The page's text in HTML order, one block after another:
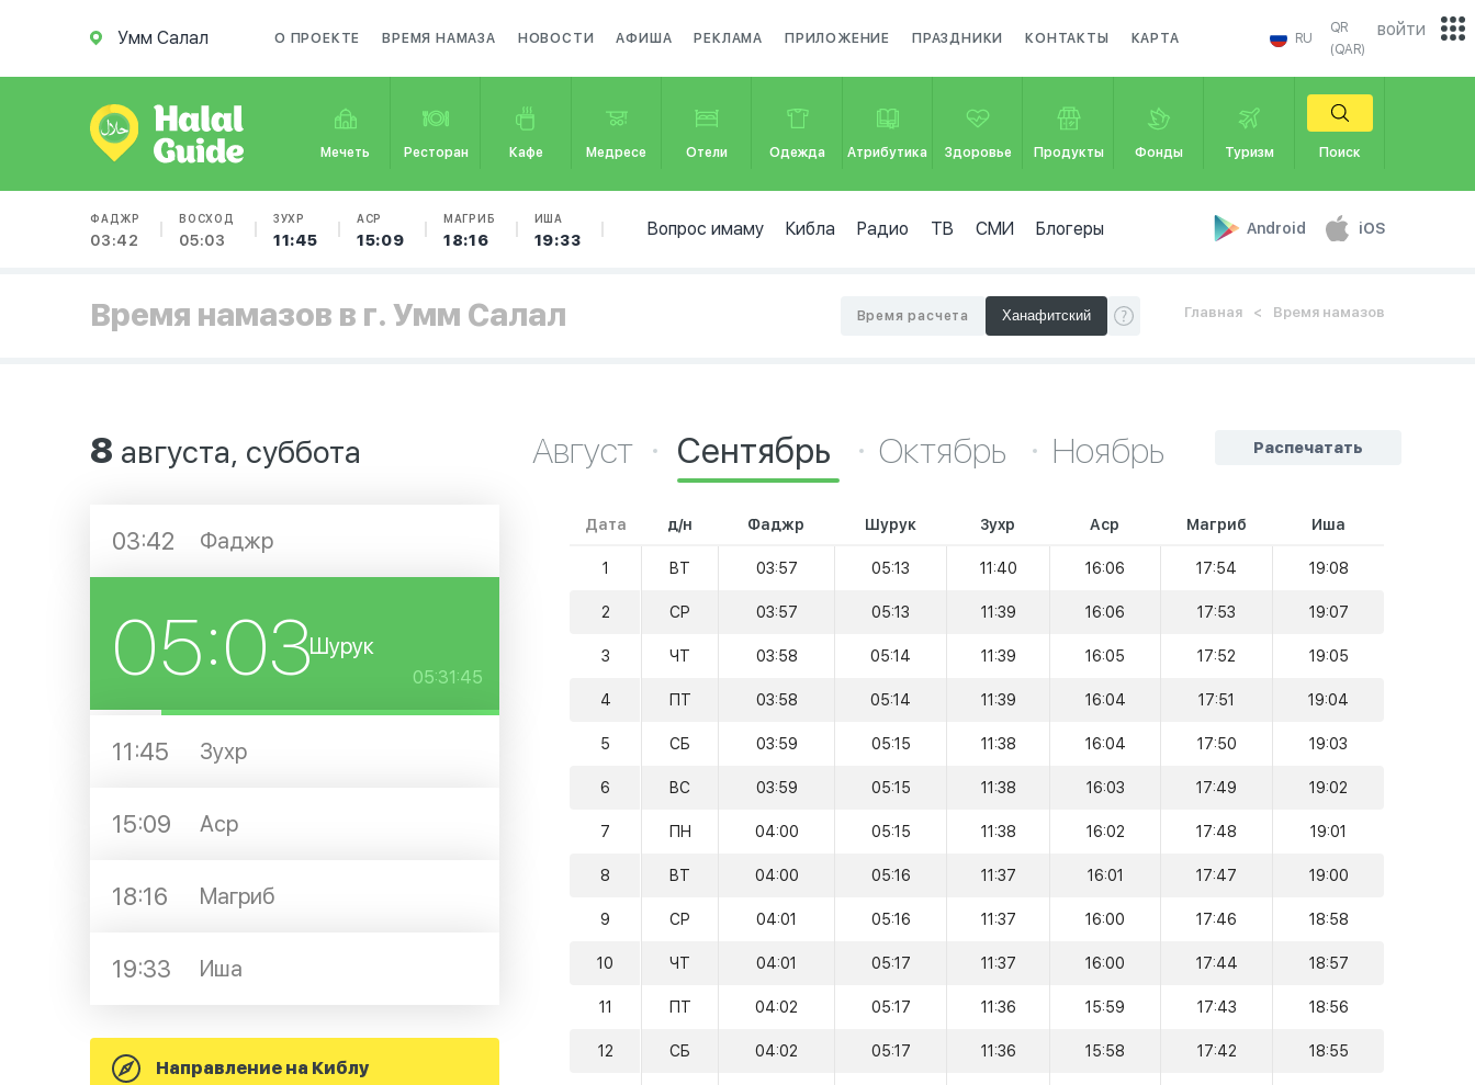
Умм Салал О ПРОЕКТЕ ВРЕМЯ НАМАЗА НОВОСТИ АФИША РЕКЛАМА ПРИЛОЖЕНИЕ ПРАЗДНИКИ КОНТАКТЫ КАРТА RU
QR
(QAR)
Мечеть Ресторан Кафе Медресе Отели Одежда Атрибутика Здоровье Продукты Фонды Туризм Поиск
ФАДЖР
03:42
ВОСХОД
05:03
ЗУХР
11:45
АСР
15:09
МАГРИБ
18:16
ИША
19:33
Вопрос имаму Кибла Радио ТВ СМИ Блогеры Android iOS
войти
Время намазов в г. Умм Салал Главная Время намазов
Время расчета
8 августа, суббота
03:42 Фаджр
05:03Шурук
05:31:45
11:45 Зухр
15:09 Аср
18:16 Магриб
19:33 Иша
Направление на Киблу
Распечатать
Август Сентябрь Октябрь Ноябрь
Дата д/н Фаджр Шурук Зухр Аср Магриб Иша
1 ВТ 03:57 05:13 11:40 16:06 17:54 19:08
2 СР 03:57 05:13 11:39 16:06 17:53 19:07
3 ЧТ 03:58 05:14 11:39 16:05 17:52 19:05
4 ПТ 03:58 05:14 11:39 16:04 17:51 19:04
5 СБ 03:59 05:15 11:38 16:04 17:50 19:03
6 ВС 03:59 05:15 11:38 16:03 17:49 19:02
7 ПН 04:00 05:15 11:38 16:02 17:48 19:01
8 ВТ 04:00 05:16 11:37 16:01 17:47 19:00
9 СР 04:01 05:16 11:37 16:00 17:46 18:58
10 ЧТ 04:01 05:17 11:37 16:00 17:44 18:57
11 ПТ 04:02 05:17 11:36 15:59 17:43 18:56
12 СБ 04:02 05:17 11:36 15:58 17:42 18:55